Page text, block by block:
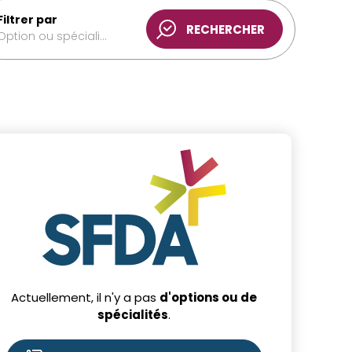
par
Option ou spécialité
Actuellement, il n'y a pas d'options ou de
spécialités.